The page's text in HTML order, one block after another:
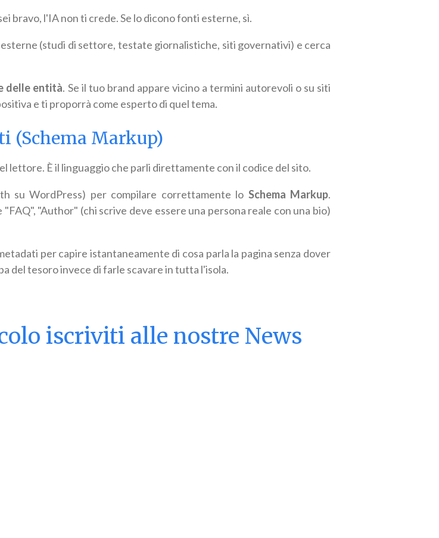
bravo, l'IA non ti crede. Se lo dicono fonti esterne, sì.
(studi di settore, testate giornalistiche, siti governativi) e cerca
delle entità. Se il tuo brand appare vicino a termini autorevoli o su siti
e ti proporrà come esperto di quel tema.
(Schema Markup)
lettore. È il linguaggio che parli direttamente con il codice del sito.
su WordPress) per compilare correttamente lo Schema Markup.
"Author" (chi scrive deve essere una persona reale con una bio)
per capire istantaneamente di cosa parla la pagina senza dover
del tesoro invece di farle scavare in tutta l'isola.
iscriviti alle nostre News